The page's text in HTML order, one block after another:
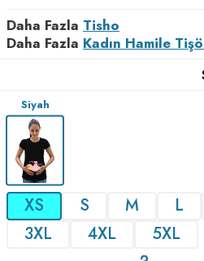
Daha Fazla Tisho
Daha Fazla Kadın Hamile
Siyah
XS S M L
3XL
4XL 5XL